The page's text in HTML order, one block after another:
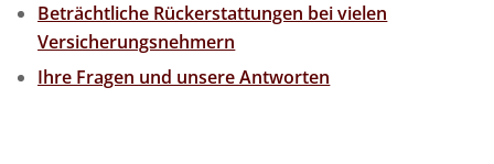
Beträchtliche Rückerstattungen bei vielen
Versicherungsnehmern
Ihre Fragen und unsere Antworten